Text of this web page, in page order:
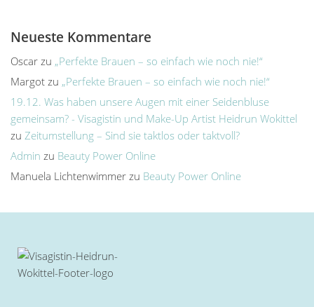
Neueste Kommentare
Oscar zu „Perfekte Brauen – so einfach wie noch nie!“
Margot zu „Perfekte Brauen – so einfach wie noch nie!“
19.12. Was haben unsere Augen mit einer Seidenbluse
gemeinsam? - Visagistin und Make-Up Artist Heidrun Wokittel
zu Zeitumstellung – Sind sie taktlos oder taktvoll?
Admin zu Beauty Power Online
Manuela Lichtenwimmer zu Beauty Power Online